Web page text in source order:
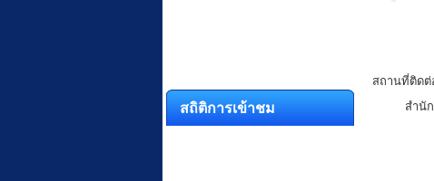
สถิติการเข้าชม
สถานที่ติดต่
สำนักงา
คณะอนุก